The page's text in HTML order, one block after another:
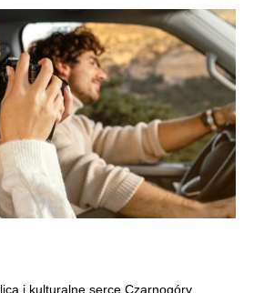
i kulturalne serce Czarnogóry